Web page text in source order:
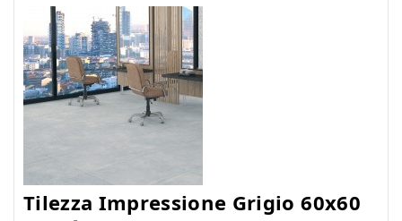
Tilezza Impressione Grigio 60x60